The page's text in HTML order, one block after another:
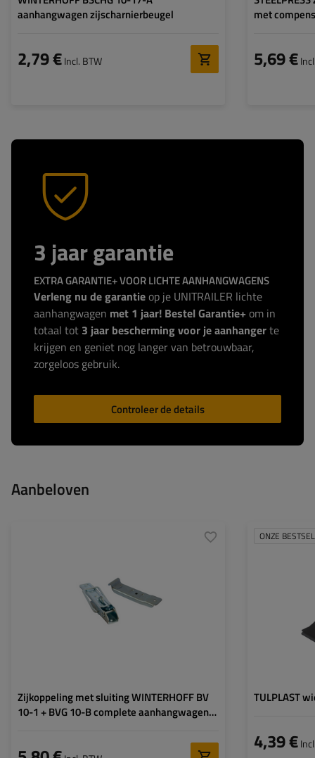
aanhangwagen zijscharnierbeugel
2,79 €Incl. BTW
met
5,69 €
3 jaar garantie
EXTRA GARANTIE+ VOOR LICHTE AANHANGWAGENS
Verleng nu de garantie op je UNITRAILER lichte
aanhangwagen met 1 jaar! Bestel Garantie+ om in
totaal tot 3 jaar bescherming voor je aanhangerte
krijgen en geniet nog langer van betrouwbaar,
zorgeloos gebruik.
Controleer de details
Aanbeloven
Zijkoppeling met sluiting WINTERHOFF BV
10-1 + BVG 10-B complete aanhangwagen
Breedte van de beugel:
37 mm
Lengte van de sluiting:
126 mm
30 mm
ONZE
TULPLAST
4,39 €